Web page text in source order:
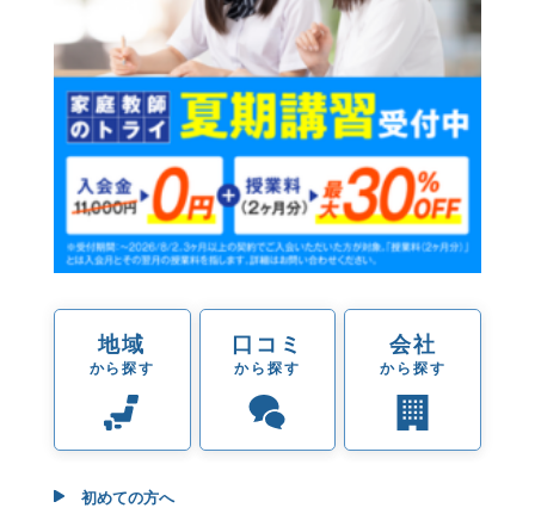
地域
から探す
口コミ
から探す
会社
から探す
初めての方へ